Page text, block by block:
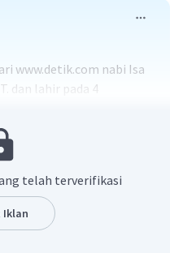
www.detik.com nabi Isa
dan lahir pada 4
telah terverifikasi
Iklan